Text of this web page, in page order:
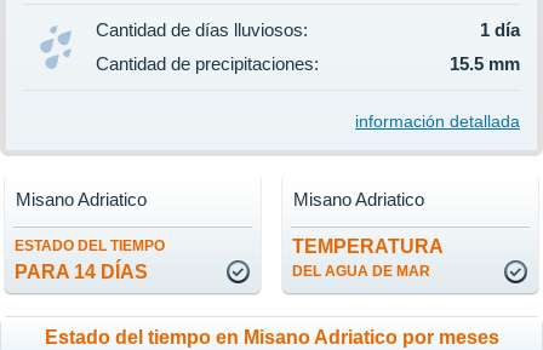
Cantidad de días lluviosos:
1 día
Cantidad de precipitaciones:
15.5 mm
información detallada
ESTADO DEL TIEMPO
PARA 14 DÍAS
Misano Adriatico
TEMPERATURA
DEL AGUA DE MAR
Misano Adriatico
Estado del tiempo en Misano Adriatico por meses